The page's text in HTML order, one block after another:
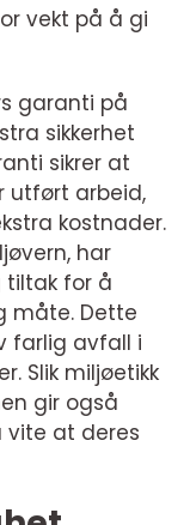
vekt på å gi
garanti på
sikkerhet
sikrer at
utført arbeid,
kostnader.
har
for å
måte. Dette
farlig avfall i
Slik miljøetikk
gir også
vite at deres